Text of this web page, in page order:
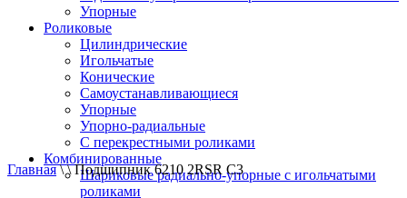
Упорные
Роликовые
Цилиндрические
Игольчатые
Конические
Самоустанавливающиеся
Упорные
Упорно-радиальные
C перекрестными роликами
Комбинированные
Шариковые радиально-упорные с игольчатыми
роликами
Главная\ \ Подшипник 6210 2RSR C3